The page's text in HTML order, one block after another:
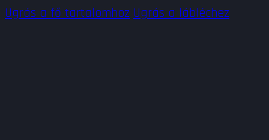
Ugrás a fő tartalomhoz Ugrás a lábléchez